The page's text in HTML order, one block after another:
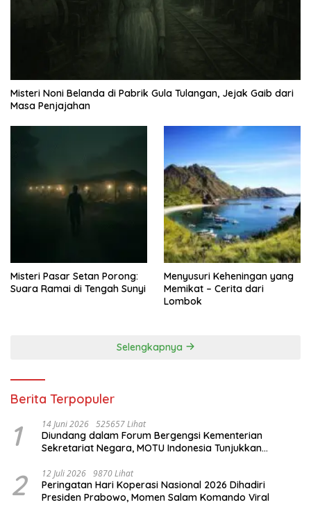
Misteri Noni Belanda di Pabrik Gula Tulangan, Jejak Gaib dari
Masa Penjajahan
Misteri Pasar Setan Porong:
Suara Ramai di Tengah Sunyi
Menyusuri Keheningan yang
Memikat – Cerita dari
Lombok
Selengkapnya
Berita Terpopuler
1 14 Juni 2026 525657 Lihat
Diundang dalam Forum Bergengsi Kementerian
Sekretariat Negara, MOTU Indonesia Tunjukkan
2 12 Juli 2026 9870 Lihat
Peringatan Hari Koperasi Nasional 2026 Dihadiri
Presiden Prabowo, Momen Salam Komando Viral